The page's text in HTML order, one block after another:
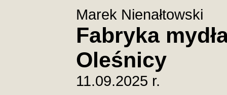
Marek Nienałtowski
Fabryka
Oleśnicy
11.09.2025 r.